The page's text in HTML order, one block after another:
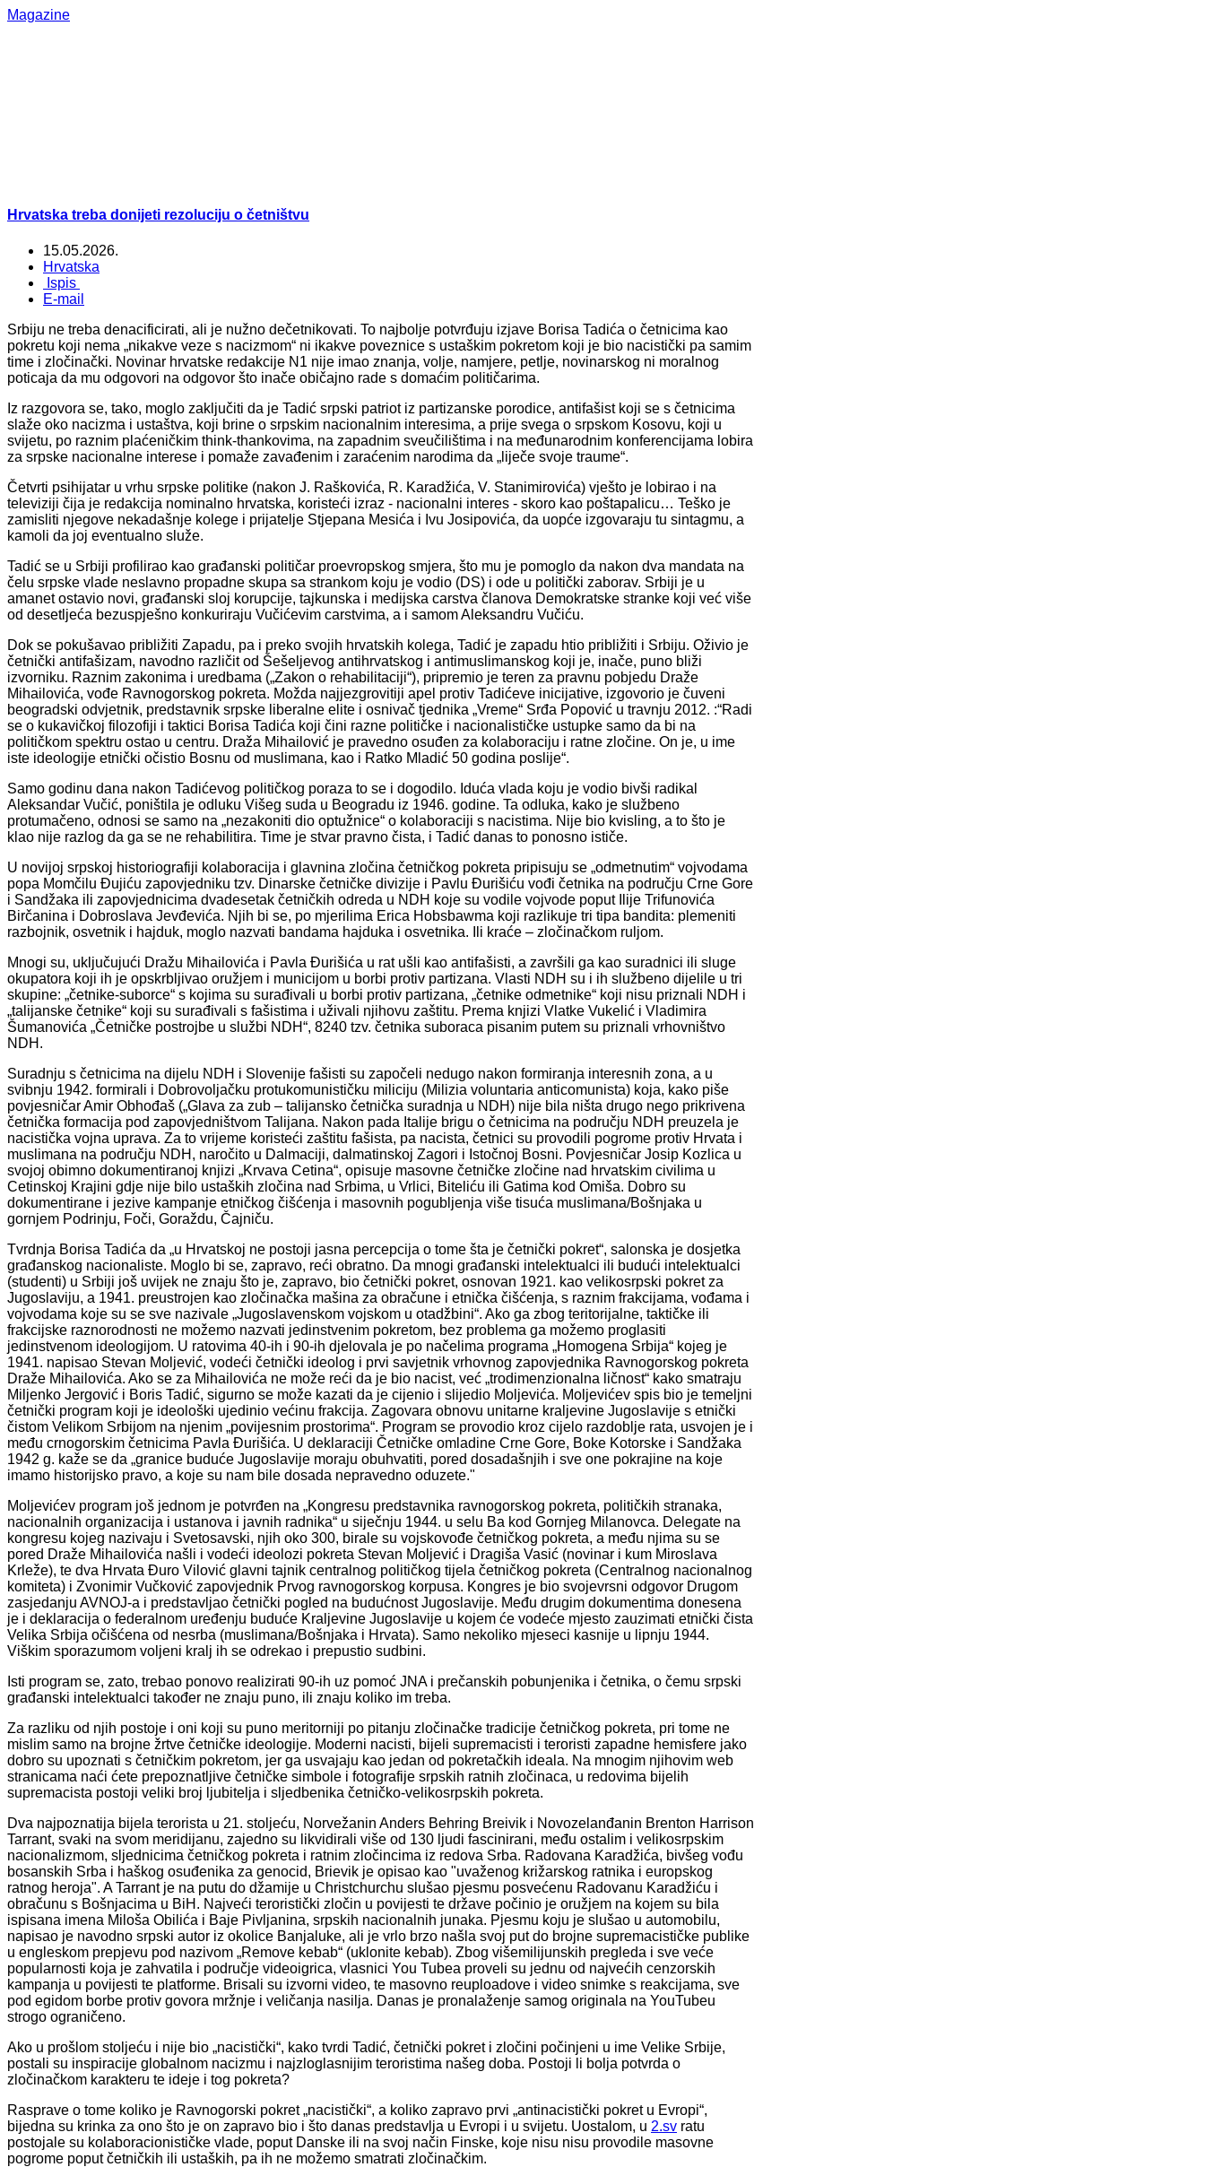
Magazine
Hrvatska treba donijeti rezoluciju o četništvu
15.05.2026.
Hrvatska
Ispis
E-mail
Srbiju ne treba denacificirati, ali je nužno dečetnikovati. To najbolje potvrđuju izjave Borisa Tadića o četnicima kao
pokretu koji nema „nikakve veze s nacizmom“ ni ikakve poveznice s ustaškim pokretom koji je bio nacistički pa samim
time i zločinački. Novinar hrvatske redakcije N1 nije imao znanja, volje, namjere, petlje, novinarskog ni moralnog
poticaja da mu odgovori na odgovor što inače običajno rade s domaćim političarima.
Iz razgovora se, tako, moglo zaključiti da je Tadić srpski patriot iz partizanske porodice, antifašist koji se s četnicima
slaže oko nacizma i ustaštva, koji brine o srpskim nacionalnim interesima, a prije svega o srpskom Kosovu, koji u
svijetu, po raznim plaćeničkim think-thankovima, na zapadnim sveučilištima i na međunarodnim konferencijama lobira
za srpske nacionalne interese i pomaže zavađenim i zaraćenim narodima da „liječe svoje traume“.
Četvrti psihijatar u vrhu srpske politike (nakon J. Raškovića, R. Karadžića, V. Stanimirovića) vješto je lobirao i na
televiziji čija je redakcija nominalno hrvatska, koristeći izraz - nacionalni interes - skoro kao poštapalicu… Teško je
zamisliti njegove nekadašnje kolege i prijatelje Stjepana Mesića i Ivu Josipovića, da uopće izgovaraju tu sintagmu, a
kamoli da joj eventualno služe.
Tadić se u Srbiji profilirao kao građanski političar proevropskog smjera, što mu je pomoglo da nakon dva mandata na
čelu srpske vlade neslavno propadne skupa sa strankom koju je vodio (DS) i ode u politički zaborav. Srbiji je u
amanet ostavio novi, građanski sloj korupcije, tajkunska i medijska carstva članova Demokratske stranke koji već više
od desetljeća bezuspješno konkuriraju Vučićevim carstvima, a i samom Aleksandru Vučiću.
Dok se pokušavao približiti Zapadu, pa i preko svojih hrvatskih kolega, Tadić je zapadu htio približiti i Srbiju. Oživio je
četnički antifašizam, navodno različit od Šešeljevog antihrvatskog i antimuslimanskog koji je, inače, puno bliži
izvorniku. Raznim zakonima i uredbama („Zakon o rehabilitaciji“), pripremio je teren za pravnu pobjedu Draže
Mihailovića, vođe Ravnogorskog pokreta. Možda najjezgrovitiji apel protiv Tadićeve inicijative, izgovorio je čuveni
beogradski odvjetnik, predstavnik srpske liberalne elite i osnivač tjednika „Vreme“ Srđa Popović u travnju 2012. :“Radi
se o kukavičkoj filozofiji i taktici Borisa Tadića koji čini razne političke i nacionalističke ustupke samo da bi na
političkom spektru ostao u centru. Draža Mihailović je pravedno osuđen za kolaboraciju i ratne zločine. On je, u ime
iste ideologije etnički očistio Bosnu od muslimana, kao i Ratko Mladić 50 godina poslije“.
Samo godinu dana nakon Tadićevog političkog poraza to se i dogodilo. Iduća vlada koju je vodio bivši radikal
Aleksandar Vučić, poništila je odluku Višeg suda u Beogradu iz 1946. godine. Ta odluka, kako je službeno
protumačeno, odnosi se samo na „nezakoniti dio optužnice“ o kolaboraciji s nacistima. Nije bio kvisling, a to što je
klao nije razlog da ga se ne rehabilitira. Time je stvar pravno čista, i Tadić danas to ponosno ističe.
U novijoj srpskoj historiografiji kolaboracija i glavnina zločina četničkog pokreta pripisuju se „odmetnutim“ vojvodama
popa Momčilu Đujiću zapovjedniku tzv. Dinarske četničke divizije i Pavlu Đurišiću vođi četnika na području Crne Gore
i Sandžaka ili zapovjednicima dvadesetak četničkih odreda u NDH koje su vodile vojvode poput Ilije Trifunovića
Birčanina i Dobroslava Jevđevića. Njih bi se, po mjerilima Erica Hobsbawma koji razlikuje tri tipa bandita: plemeniti
razbojnik, osvetnik i hajduk, moglo nazvati bandama hajduka i osvetnika. Ili kraće – zločinačkom ruljom.
Mnogi su, uključujući Dražu Mihailovića i Pavla Đurišića u rat ušli kao antifašisti, a završili ga kao suradnici ili sluge
okupatora koji ih je opskrbljivao oružjem i municijom u borbi protiv partizana. Vlasti NDH su i ih službeno dijelile u tri
skupine: „četnike-suborce“ s kojima su surađivali u borbi protiv partizana, „četnike odmetnike“ koji nisu priznali NDH i
„talijanske četnike“ koji su surađivali s fašistima i uživali njihovu zaštitu. Prema knjizi Vlatke Vukelić i Vladimira
Šumanovića „Četničke postrojbe u službi NDH“, 8240 tzv. četnika suboraca pisanim putem su priznali vrhovništvo
NDH.
Suradnju s četnicima na dijelu NDH i Slovenije fašisti su započeli nedugo nakon formiranja interesnih zona, a u
svibnju 1942. formirali i Dobrovoljačku protukomunističku miliciju (Milizia voluntaria anticomunista) koja, kako piše
povjesničar Amir Obhođaš („Glava za zub – talijansko četnička suradnja u NDH) nije bila ništa drugo nego prikrivena
četnička formacija pod zapovjedništvom Talijana. Nakon pada Italije brigu o četnicima na području NDH preuzela je
nacistička vojna uprava. Za to vrijeme koristeći zaštitu fašista, pa nacista, četnici su provodili pogrome protiv Hrvata i
muslimana na području NDH, naročito u Dalmaciji, dalmatinskoj Zagori i Istočnoj Bosni. Povjesničar Josip Kozlica u
svojoj obimno dokumentiranoj knjizi „Krvava Cetina“, opisuje masovne četničke zločine nad hrvatskim civilima u
Cetinskoj Krajini gdje nije bilo ustaških zločina nad Srbima, u Vrlici, Biteliću ili Gatima kod Omiša. Dobro su
dokumentirane i jezive kampanje etničkog čišćenja i masovnih pogubljenja više tisuća muslimana/Bošnjaka u
gornjem Podrinju, Foči, Goraždu, Čajniču.
Tvrdnja Borisa Tadića da „u Hrvatskoj ne postoji jasna percepcija o tome šta je četnički pokret“, salonska je dosjetka
građanskog nacionaliste. Moglo bi se, zapravo, reći obratno. Da mnogi građanski intelektualci ili budući intelektualci
(studenti) u Srbiji još uvijek ne znaju što je, zapravo, bio četnički pokret, osnovan 1921. kao velikosrpski pokret za
Jugoslaviju, a 1941. preustrojen kao zločinačka mašina za obračune i etnička čišćenja, s raznim frakcijama, vođama i
vojvodama koje su se sve nazivale „Jugoslavenskom vojskom u otadžbini“. Ako ga zbog teritorijalne, taktičke ili
frakcijske raznorodnosti ne možemo nazvati jedinstvenim pokretom, bez problema ga možemo proglasiti
jedinstvenom ideologijom. U ratovima 40-ih i 90-ih djelovala je po načelima programa „Homogena Srbija“ kojeg je
1941. napisao Stevan Moljević, vodeći četnički ideolog i prvi savjetnik vrhovnog zapovjednika Ravnogorskog pokreta
Draže Mihailovića. Ako se za Mihailovića ne može reći da je bio nacist, već „trodimenzionalna ličnost“ kako smatraju
Miljenko Jergović i Boris Tadić, sigurno se može kazati da je cijenio i slijedio Moljevića. Moljevićev spis bio je temeljni
četnički program koji je ideološki ujedinio većinu frakcija. Zagovara obnovu unitarne kraljevine Jugoslavije s etnički
čistom Velikom Srbijom na njenim „povijesnim prostorima“. Program se provodio kroz cijelo razdoblje rata, usvojen je i
među crnogorskim četnicima Pavla Đurišića. U deklaraciji Četničke omladine Crne Gore, Boke Kotorske i Sandžaka
1942 g. kaže se da „granice buduće Jugoslavije moraju obuhvatiti, pored dosadašnjih i sve one pokrajine na koje
imamo historijsko pravo, a koje su nam bile dosada nepravedno oduzete."
Moljevićev program još jednom je potvrđen na „Kongresu predstavnika ravnogorskog pokreta, političkih stranaka,
nacionalnih organizacija i ustanova i javnih radnika“ u siječnju 1944. u selu Ba kod Gornjeg Milanovca. Delegate na
kongresu kojeg nazivaju i Svetosavski, njih oko 300, birale su vojskovođe četničkog pokreta, a među njima su se
pored Draže Mihailovića našli i vodeći ideolozi pokreta Stevan Moljević i Dragiša Vasić (novinar i kum Miroslava
Krleže), te dva Hrvata Đuro Vilović glavni tajnik centralnog političkog tijela četničkog pokreta (Centralnog nacionalnog
komiteta) i Zvonimir Vučković zapovjednik Prvog ravnogorskog korpusa. Kongres je bio svojevrsni odgovor Drugom
zasjedanju AVNOJ-a i predstavljao četnički pogled na budućnost Jugoslavije. Među drugim dokumentima donesena
je i deklaracija o federalnom uređenju buduće Kraljevine Jugoslavije u kojem će vodeće mjesto zauzimati etnički čista
Velika Srbija očišćena od nesrba (muslimana/Bošnjaka i Hrvata). Samo nekoliko mjeseci kasnije u lipnju 1944.
Viškim sporazumom voljeni kralj ih se odrekao i prepustio sudbini.
Isti program se, zato, trebao ponovo realizirati 90-ih uz pomoć JNA i prečanskih pobunjenika i četnika, o čemu srpski
građanski intelektualci također ne znaju puno, ili znaju koliko im treba.
Za razliku od njih postoje i oni koji su puno meritorniji po pitanju zločinačke tradicije četničkog pokreta, pri tome ne
mislim samo na brojne žrtve četničke ideologije. Moderni nacisti, bijeli supremacisti i teroristi zapadne hemisfere jako
dobro su upoznati s četničkim pokretom, jer ga usvajaju kao jedan od pokretačkih ideala. Na mnogim njihovim web
stranicama naći ćete prepoznatljive četničke simbole i fotografije srpskih ratnih zločinaca, u redovima bijelih
supremacista postoji veliki broj ljubitelja i sljedbenika četničko-velikosrpskih pokreta.
Dva najpoznatija bijela terorista u 21. stoljeću, Norvežanin Anders Behring Breivik i Novozelanđanin Brenton Harrison
Tarrant, svaki na svom meridijanu, zajedno su likvidirali više od 130 ljudi fascinirani, među ostalim i velikosrpskim
nacionalizmom, sljednicima četničkog pokreta i ratnim zločincima iz redova Srba. Radovana Karadžića, bivšeg vođu
bosanskih Srba i haškog osuđenika za genocid, Brievik je opisao kao "uvaženog križarskog ratnika i europskog
ratnog heroja". A Tarrant je na putu do džamije u Christchurchu slušao pjesmu posvećenu Radovanu Karadžiću i
obračunu s Bošnjacima u BiH. Najveći teroristički zločin u povijesti te države počinio je oružjem na kojem su bila
ispisana imena Miloša Obilića i Baje Pivljanina, srpskih nacionalnih junaka. Pjesmu koju je slušao u automobilu,
napisao je navodno srpski autor iz okolice Banjaluke, ali je vrlo brzo našla svoj put do brojne supremacističke publike
u engleskom prepjevu pod nazivom „Remove kebab“ (uklonite kebab). Zbog višemilijunskih pregleda i sve veće
popularnosti koja je zahvatila i područje videoigrica, vlasnici You Tubea proveli su jednu od najvećih cenzorskih
kampanja u povijesti te platforme. Brisali su izvorni video, te masovno reuploadove i video snimke s reakcijama, sve
pod egidom borbe protiv govora mržnje i veličanja nasilja. Danas je pronalaženje samog originala na YouTubeu
strogo ograničeno.
Ako u prošlom stoljeću i nije bio „nacistički“, kako tvrdi Tadić, četnički pokret i zločini počinjeni u ime Velike Srbije,
postali su inspiracije globalnom nacizmu i najzloglasnijim teroristima našeg doba. Postoji li bolja potvrda o
zločinačkom karakteru te ideje i tog pokreta?
Rasprave o tome koliko je Ravnogorski pokret „nacistički“, a koliko zapravo prvi „antinacistički pokret u Evropi“,
bijedna su krinka za ono što je on zapravo bio i što danas predstavlja u Evropi i u svijetu. Uostalom, u 2.sv ratu
postojale su kolaboracionističke vlade, poput Danske ili na svoj način Finske, koje nisu nisu provodile masovne
pogrome poput četničkih ili ustaških, pa ih ne možemo smatrati zločinačkim.